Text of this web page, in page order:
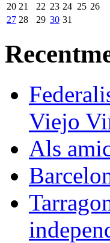
20 21 22 23 24 25 26
27 28 29 30 31
Viejo
Als